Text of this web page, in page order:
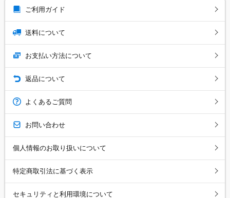
ご利用ガイド
送料について
お支払い方法について
返品について
よくあるご質問
お問い合わせ
個人情報のお取り扱いについて
特定商取引法に基づく表示
セキュリティと利用環境について